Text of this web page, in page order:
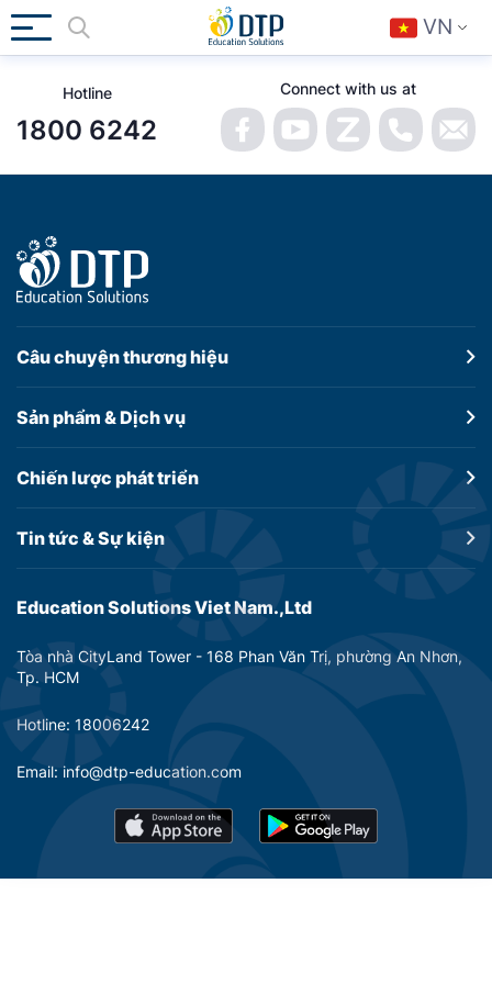
VN
Hotline
1800 6242
Connect with us at
Education Solutions Viet Nam.,Ltd
Tòa nhà CityLand Tower - 168 Phan Văn Trị, phường An Nhơn,
Tp. HCM
Hotline: 18006242
Email: info@dtp-education.com
Câu chuyệnthương hiệu
Sản phẩm &Dịch vụ
Chiến lược phát triển
Tin tức &Sự kiện